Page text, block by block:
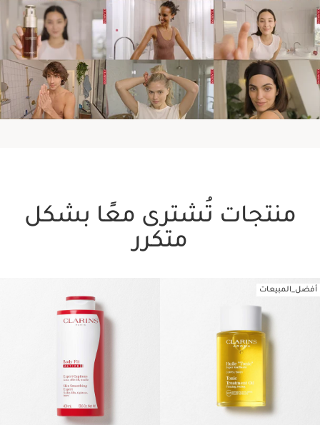
منتجات تُشترى معًا بشكل
متكرر
تخط إلى المحتوى
أفضل_المبيعات